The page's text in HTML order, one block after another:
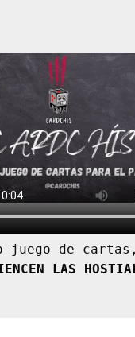
juego de
LAS